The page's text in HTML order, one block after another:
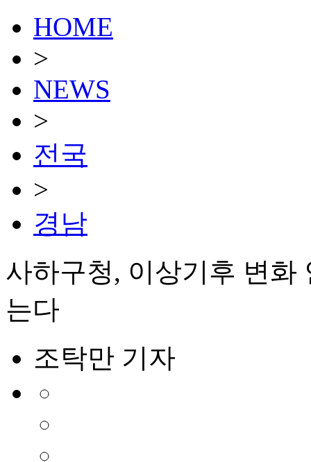
HOME
>
NEWS
>
전국
>
경남
사하구청, 이상기후 변화
는다
조탁만 기자